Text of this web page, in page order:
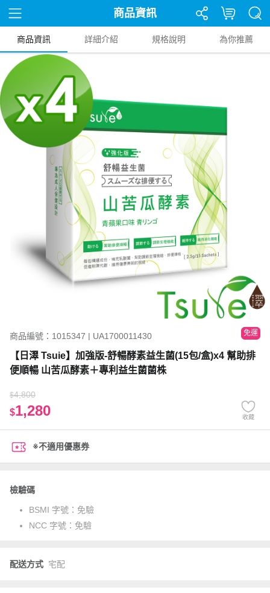
商品資訊
商品資訊 詳細介紹 規格說明 為你推薦
商品編號：1015347 | UA1700011430 免運
【日濢 Tsuie】加強版-舒暢酵素益生菌(15包/盒)x4 幫助排
便順暢 山苦瓜酵素＋專利益生菌菌株
$4,800
$1,280 收藏
※不適用優惠券
檢驗碼
BSMI 字號： 免驗
NCC 字號： 免驗
配送方式 宅配